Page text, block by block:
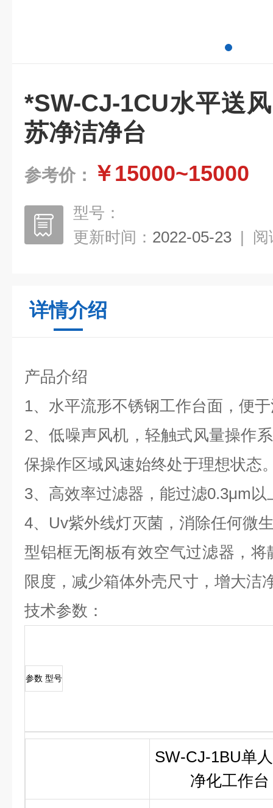
*SW-CJ-1CU水平送
苏净洁净台
参考价： ￥15000~15000
型号：
更新时间： 2022-05-23 | 阅
详情介绍
产品介绍
1、水平流形不锈钢工作台面，便
2、低噪声风机，轻触式风量操作
保操作区域风速始终处于理想状态
3、高效率过滤器，能过滤0.3μm以
4、Uv紫外线灯灭菌，消除任何微
型铝框无阁板有效空气过滤器，
限度，减少箱体外壳尺寸，增大洁
技术参数：
参数 型号
SW-CJ-1BU单
净化工作台